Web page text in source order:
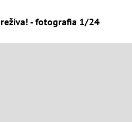
- fotografia 1/24